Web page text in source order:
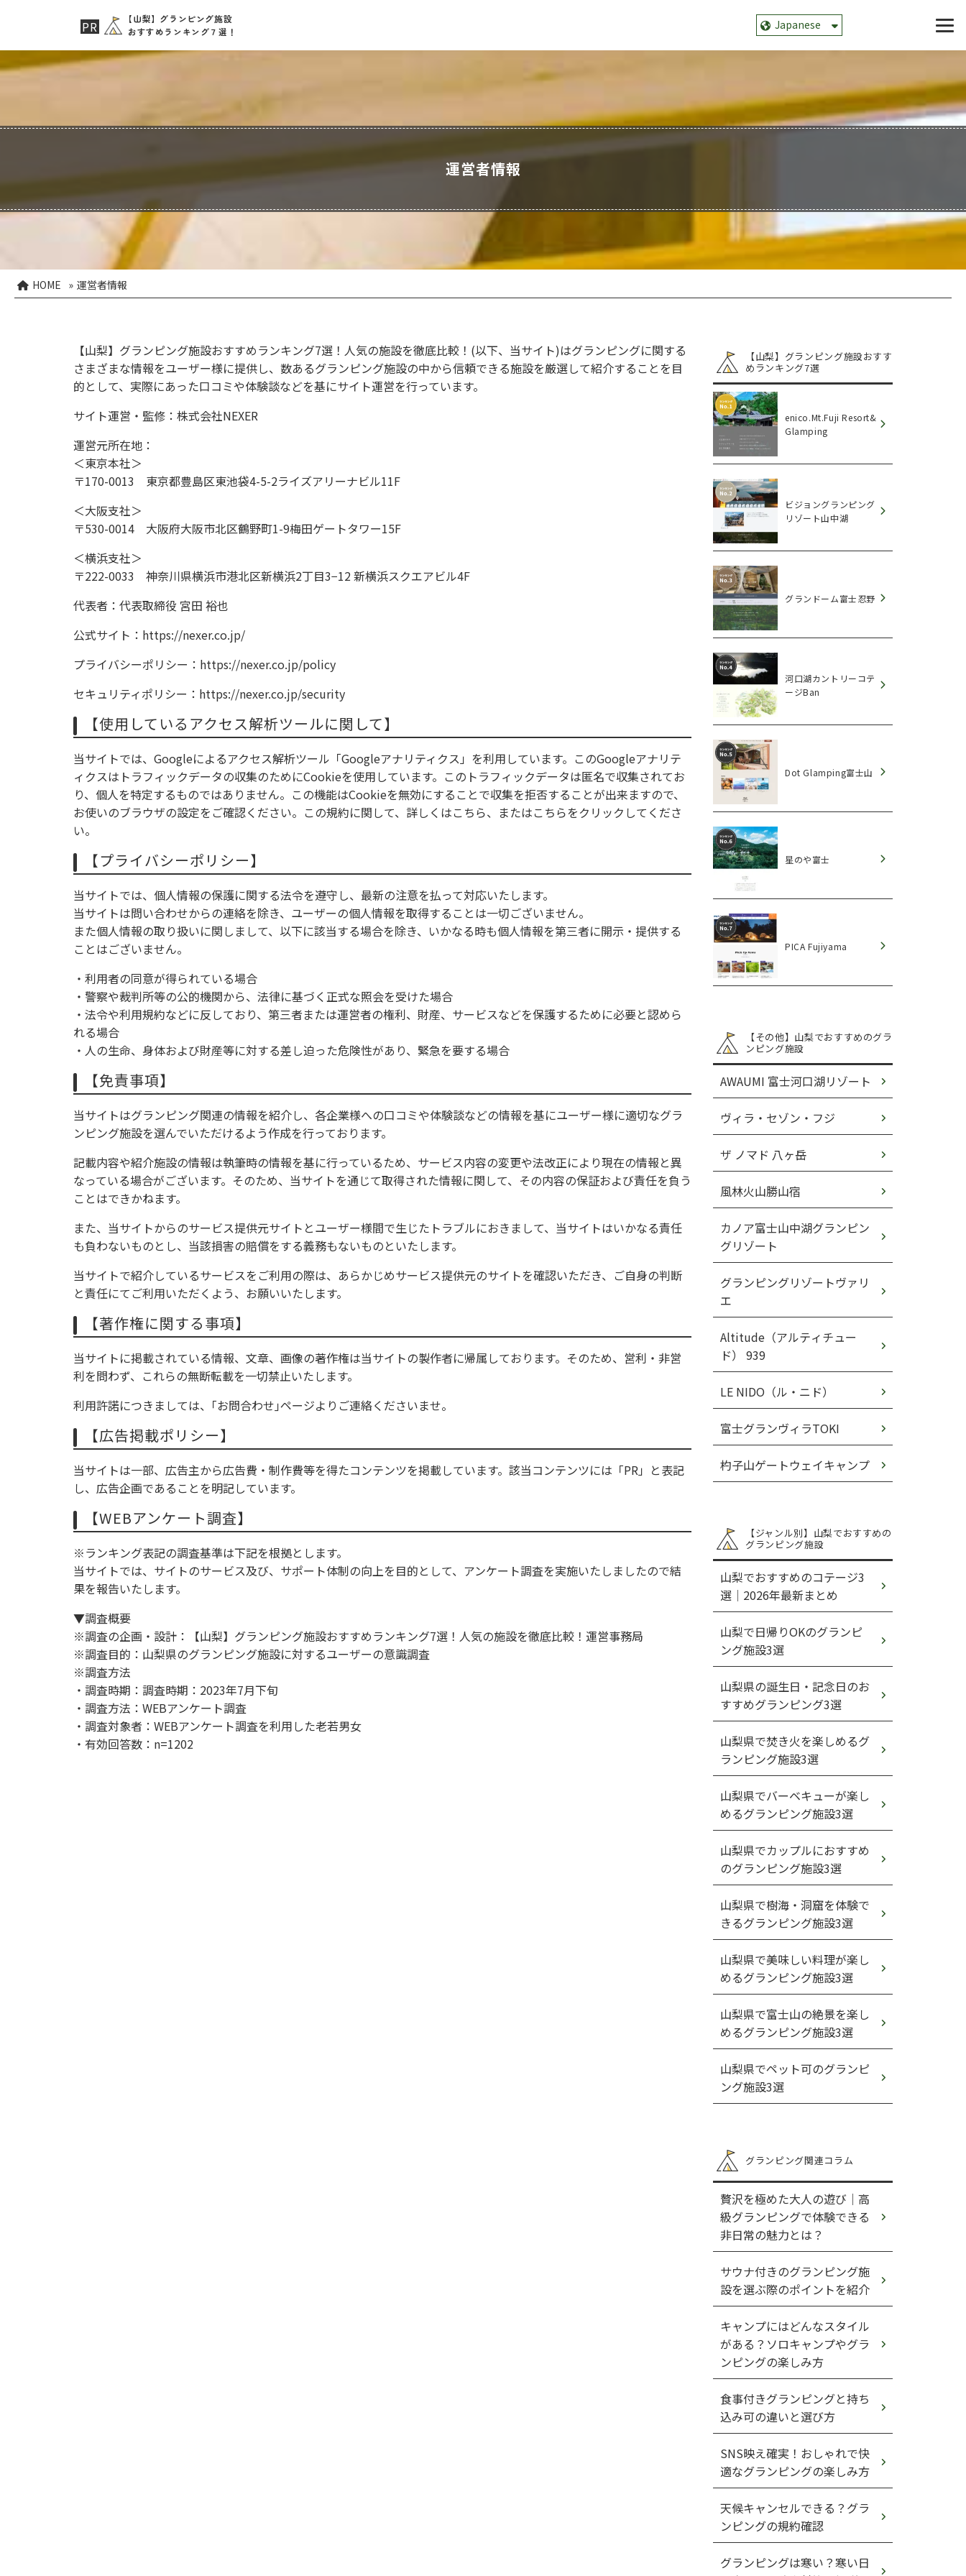
【山梨】グランピング施設
おすすめランキング７選！
運営者情報
HOME » 運営者情報
【山梨】グランピング施設おすすめランキング7選！人気の施設を徹底比較！(以下、当サイト)はグランピングに関する
さまざまな情報をユーザー様に提供し、数あるグランピング施設の中から信頼できる施設を厳選して紹介することを目
的として、実際にあった口コミや体験談などを基にサイト運営を行っています。
サイト運営・監修：株式会社NEXER
運営元所在地：
＜東京本社＞
〒170-0013 東京都豊島区東池袋4-5-2ライズアリーナビル11F
＜大阪支社＞
〒530-0014 大阪府大阪市北区鶴野町1-9梅田ゲートタワー15F
＜横浜支社＞
〒222-0033 神奈川県横浜市港北区新横浜2丁目3−12 新横浜スクエアビル4F
代表者：代表取締役 宮田 裕也
公式サイト：https://nexer.co.jp/
プライバシーポリシー：https://nexer.co.jp/policy
セキュリティポリシー：https://nexer.co.jp/security
【使用しているアクセス解析ツールに関して】
当サイトでは、Googleによるアクセス解析ツール「Googleアナリティクス」を利用しています。このGoogleアナリテ
ィクスはトラフィックデータの収集のためにCookieを使用しています。このトラフィックデータは匿名で収集されてお
り、個人を特定するものではありません。この機能はCookieを無効にすることで収集を拒否することが出来ますので、
お使いのブラウザの設定をご確認ください。この規約に関して、詳しくはこちら、またはこちらをクリックしてくださ
い。
【プライバシーポリシー】
当サイトでは、個人情報の保護に関する法令を遵守し、最新の注意を払って対応いたします。
当サイトは問い合わせからの連絡を除き、ユーザーの個人情報を取得することは一切ございません。
また個人情報の取り扱いに関しまして、以下に該当する場合を除き、いかなる時も個人情報を第三者に開示・提供する
ことはございません。
・利用者の同意が得られている場合
・警察や裁判所等の公的機関から、法律に基づく正式な照会を受けた場合
・法令や利用規約などに反しており、第三者または運営者の権利、財産、サービスなどを保護するために必要と認めら
れる場合
・人の生命、身体および財産等に対する差し迫った危険性があり、緊急を要する場合
【免責事項】
当サイトはグランピング関連の情報を紹介し、各企業様への口コミや体験談などの情報を基にユーザー様に適切なグラ
ンピング施設を選んでいただけるよう作成を行っております。
記載内容や紹介施設の情報は執筆時の情報を基に行っているため、サービス内容の変更や法改正により現在の情報と異
なっている場合がございます。そのため、当サイトを通じて取得された情報に関して、その内容の保証および責任を負う
ことはできかねます。
また、当サイトからのサービス提供元サイトとユーザー様間で生じたトラブルにおきまして、当サイトはいかなる責任
も負わないものとし、当該損害の賠償をする義務もないものといたします。
当サイトで紹介しているサービスをご利用の際は、あらかじめサービス提供元のサイトを確認いただき、ご自身の判断
と責任にてご利用いただくよう、お願いいたします。
【著作権に関する事項】
当サイトに掲載されている情報、文章、画像の著作権は当サイトの製作者に帰属しております。そのため、営利・非営
利を問わず、これらの無断転載を一切禁止いたします。
利用許諾につきましては、｢お問合わせ ｣ページよりご連絡くださいませ。
【広告掲載ポリシー】
当サイトは一部、広告主から広告費・制作費等を得たコンテンツを掲載しています。該当コンテンツには「PR」と表記
し、広告企画であることを明記しています。
【WEBアンケート調査】
※ランキング表記の調査基準は下記を根拠とします。
当サイトでは、サイトのサービス及び、サポート体制の向上を目的として、アンケート調査を実施いたしましたので結
果を報告いたします。
▼調査概要
※調査の企画・設計：【山梨】グランピング施設おすすめランキング7選！人気の施設を徹底比較！運営事務局
※調査目的：山梨県のグランピング施設に対するユーザーの意識調査
※調査方法
・調査時期：調査時期：2023年7月下旬
・調査方法：WEBアンケート調査
・調査対象者：WEBアンケート調査を利用した老若男女
・有効回答数：n=1202
【山梨】グランピング施設おすす
めランキング7選
enico.Mt.Fuji Resort&
Glamping
ビジョングランピング
リゾート山中湖
グランドーム富士忍野
河口湖カントリーコテ
ージBan
Dot Glamping富士山
星のや富士
PICA Fujiyama
【その他】山梨でおすすめのグラ
ンピング施設
AWAUMI 富士河口湖リゾート
ヴィラ・セゾン・フジ
ザ ノマド 八ヶ岳
風林火山勝山宿
カノア富士山中湖グランピン
グリゾート
グランピングリゾートヴァリ
エ
Altitude（アルティチュー
ド） 939
LE NIDO（ル・ニド）
富士グランヴィラTOKI
杓子山ゲートウェイキャンプ
【ジャンル別】山梨でおすすめの
グランピング施設
山梨でおすすめのコテージ3
選│2026年最新まとめ
山梨で日帰りOKのグランピ
ング施設3選
山梨県の誕生日・記念日のお
すすめグランピング3選
山梨県で焚き火を楽しめるグ
ランピング施設3選
山梨県でバーベキューが楽し
めるグランピング施設3選
山梨県でカップルにおすすめ
のグランピング施設3選
山梨県で樹海・洞窟を体験で
きるグランピング施設3選
山梨県で美味しい料理が楽し
めるグランピング施設3選
山梨県で富士山の絶景を楽し
めるグランピング施設3選
山梨県でペット可のグランピ
ング施設3選
グランピング関連コラム
贅沢を極めた大人の遊び｜高
級グランピングで体験できる
非日常の魅力とは？
サウナ付きのグランピング施
設を選ぶ際のポイントを紹介
キャンプにはどんなスタイル
がある？ソロキャンプやグラ
ンピングの楽しみ方
食事付きグランピングと持ち
込み可の違いと選び方
SNS映え確実！おしゃれで快
適なグランピングの楽しみ方
天候キャンセルできる？グラ
ンピングの規約確認
グランピングは寒い？寒い日